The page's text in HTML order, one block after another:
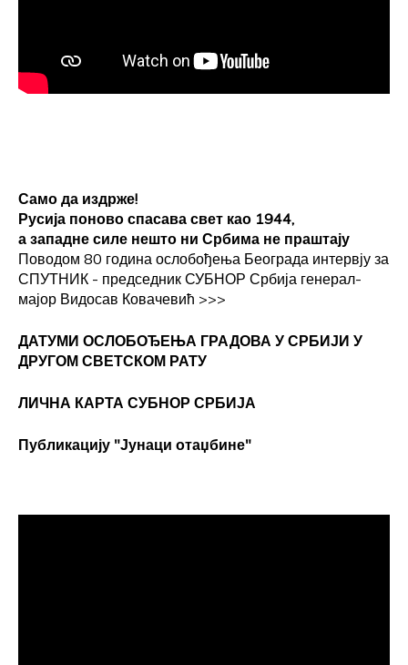
Само да издрже!
Русија поново спасава свет као 1944,
а западне силе нешто ни Србима не праштају
Поводом 80 година ослобођења Београда интервју за
СПУТНИК - председник СУБНОР Србија генерал-
мајор Видосав Ковачевић >>>
ДАТУМИ ОСЛОБОЂЕЊА ГРАДОВА У СРБИЈИ У
ДРУГОМ СВЕТСКОМ РАТУ
ЛИЧНА КАРТА СУБНОР СРБИЈА
Публикацију "Јунаци отаџбине"